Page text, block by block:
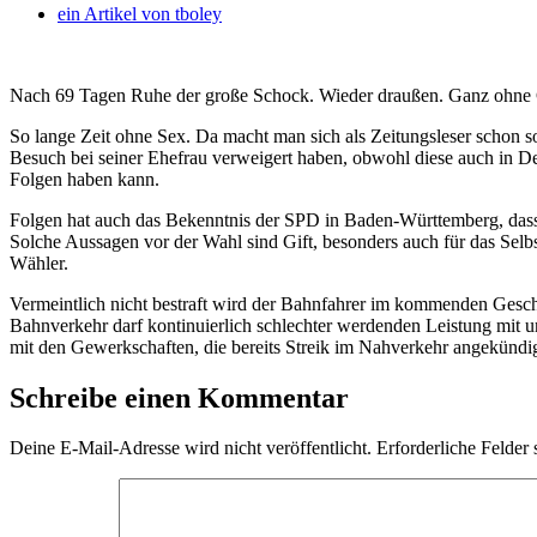
ein Artikel von tboley
Nach 69 Tagen Ruhe der große Schock. Wieder draußen. Ganz
So lange Zeit ohne Sex. Da macht man sich als Zeitungsleser
Besuch bei seiner Ehefrau verweigert haben, obwohl diese auch in
Folgen haben kann.
Folgen hat auch das Bekenntnis der SPD in Baden-Württemberg,
Solche Aussagen vor der Wahl sind Gift, besonders auch für das
Wähler.
Vermeintlich nicht bestraft wird der Bahnfahrer im kommenden
Bahnverkehr darf kontinuierlich schlechter werdenden Leistung mit
mit den Gewerkschaften, die bereits Streik im Nahverkehr
Schreibe einen Kommentar
Deine E-Mail-Adresse wird nicht veröffentlicht. Erforderliche Felder